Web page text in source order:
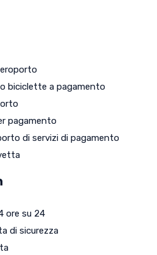
biciclette a pagamento
pagamento
di servizi di pagamento
ore su 24
di sicurezza